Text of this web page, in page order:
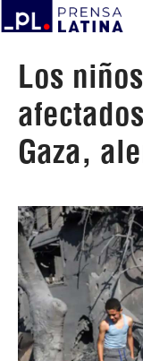
Los
Gaza,